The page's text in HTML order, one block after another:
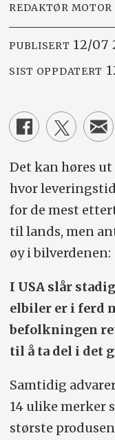
REDAKTØR MOTOR
PUBLISERT 12/
SIST OPPDATERT
Det kan høres
hvor
for de mest
til lands, men
øy i bilverdenen:
I USA slår
elbiler er i ferd
befolkningen
til å ta del i det
Samtidig
14 ulike merker
største